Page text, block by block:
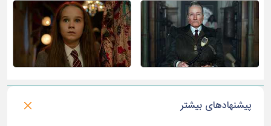
پیشنهادهای بیشتر